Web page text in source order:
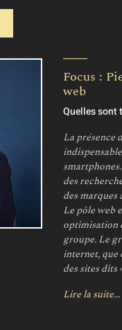
Web
Focus :
web
Quelles sont
La présence
des
des marques
Le pôle web
optimisation
groupe. Le
internet, que
des sites dits
Lire la suite...